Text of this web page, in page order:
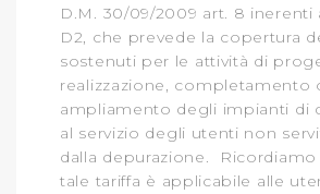
media, condividendo informazioni sul
l’Utente utilizza il nostro sito con i
soggetti, che si occupano di analisi
pubblicità e social media, potrebbero
informazioni ricevute con altre
ha fornito loro o che hanno raccolto
loro servizi.
D.M. 30/09/2009 art. 8 inerenti
D2, che prevede la copertura
sostenuti per le attività di
realizzazione, completamento
ampliamento degli impianti di
al servizio degli utenti non
dalla depurazione.
tale tariffa è applicabile alle